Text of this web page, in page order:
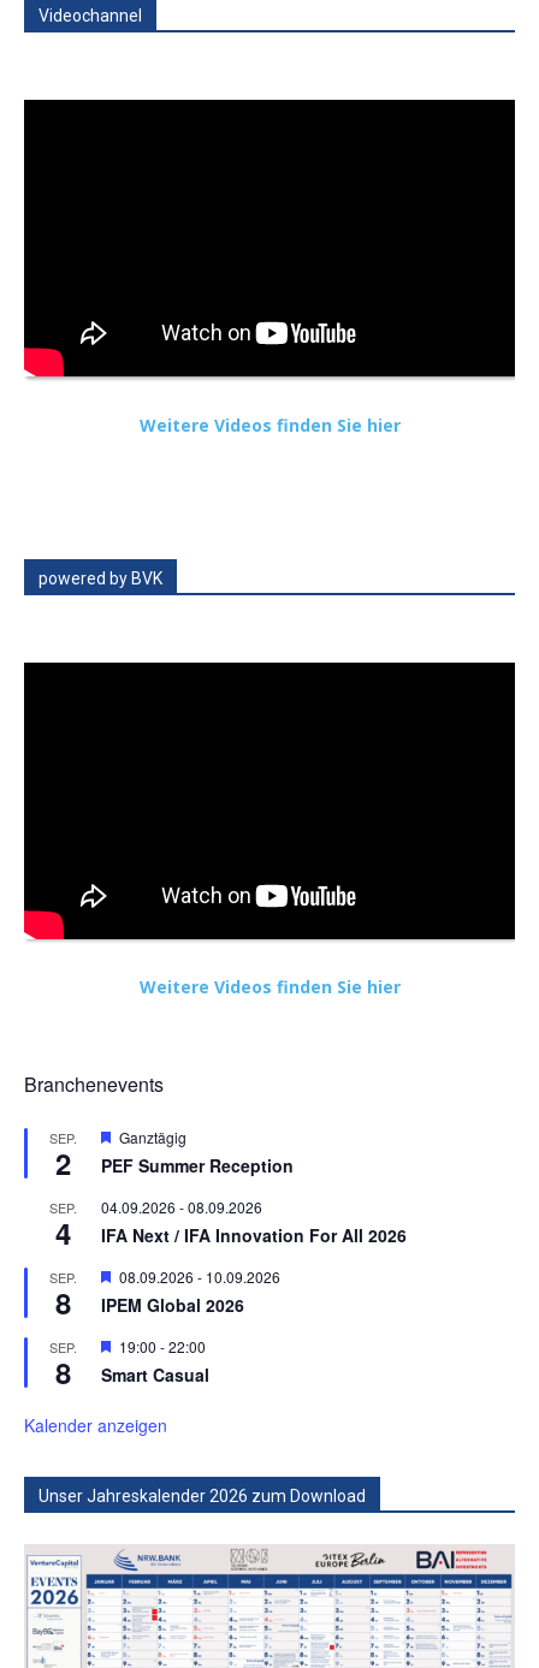
Videochannel
Weitere Videos finden Sie hier
powered by BVK
Weitere Videos finden Sie hier
Branchenevents
SEP.
2
Hervorgehoben
Ganztägig
PEF Summer Reception
SEP.
4
04.09.2026 -08.09.2026
IFA Next / IFA Innovation For All 2026
SEP.
8
Hervorgehoben
08.09.2026 - 10.09.2026
IPEM Global 2026
SEP.
8
Hervorgehoben
19:00 -22:00
Smart Casual
Kalender anzeigen
Unser Jahreskalender 2026 zum Download